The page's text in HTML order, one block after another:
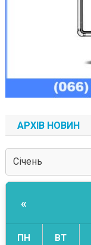
АРХІВ НОВИН
«
ПН ВТ